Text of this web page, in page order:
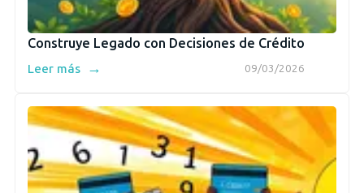
Construye Legado con Decisiones de Crédito
09/03/2026
Leer más →